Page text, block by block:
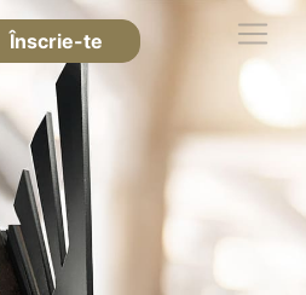
Înscrie-te